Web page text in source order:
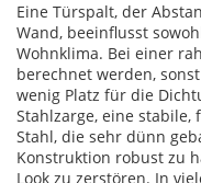
Eine Türspalt, der
Wand, beeinflusst
Wohnklima. Bei einer
berechnet werden,
wenig Platz für die
Stahlzarge, eine stabile,
Stahl, die sehr dünn
Konstruktion robust zu
Look zu zerstören. In